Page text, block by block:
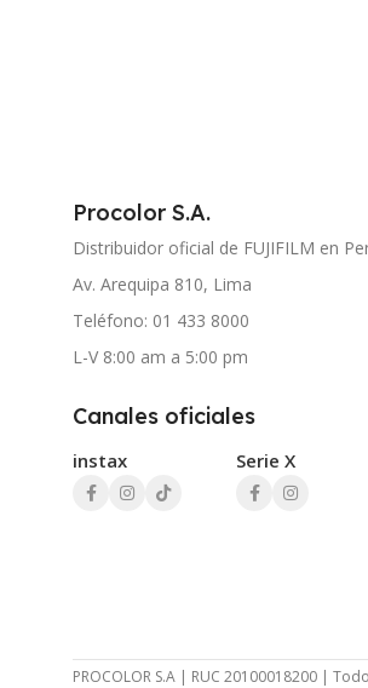
Procolor S.A.
Distribuidor oficial de FUJIFILM en
Av. Arequipa 810, Lima
Teléfono: 01 433 8000
L-V 8:00 am a 5:00 pm
Canales oficiales
instax Serie X
PROCOLOR S.A | RUC 20100018200 |